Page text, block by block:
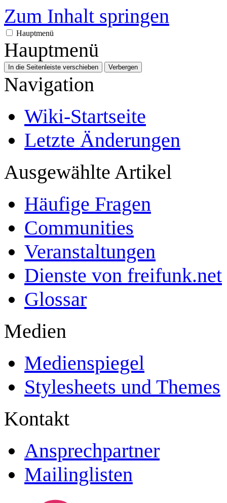
Zum Inhalt springen
Hauptmenü
Hauptmenü
In die Seitenleiste verschieben Verbergen
Navigation
Wiki-Startseite
Letzte Änderungen
Ausgewählte Artikel
Häufige Fragen
Communities
Veranstaltungen
Dienste von freifunk.net
Glossar
Medien
Medienspiegel
Stylesheets und Themes
Kontakt
Ansprechpartner
Mailinglisten